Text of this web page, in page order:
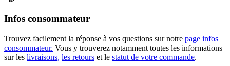
Infos consommateur
Trouvez facilement la réponse à vos questions sur notre page infos
consommateur. Vous y trouverez notamment toutes les informations
sur les livraisons, les retours et le statut de votre commande.